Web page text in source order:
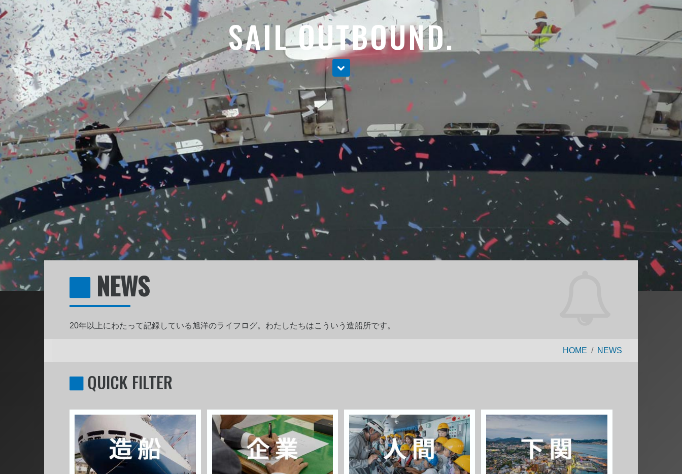
SAIL OUTBOUND.
NEWS
20年以上にわたって記録している旭洋のライフログ。わたしたちはこういう造船所です。
HOME NEWS
QUICK FILTER